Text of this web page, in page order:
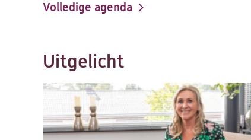
Volledige agenda
Uitgelicht